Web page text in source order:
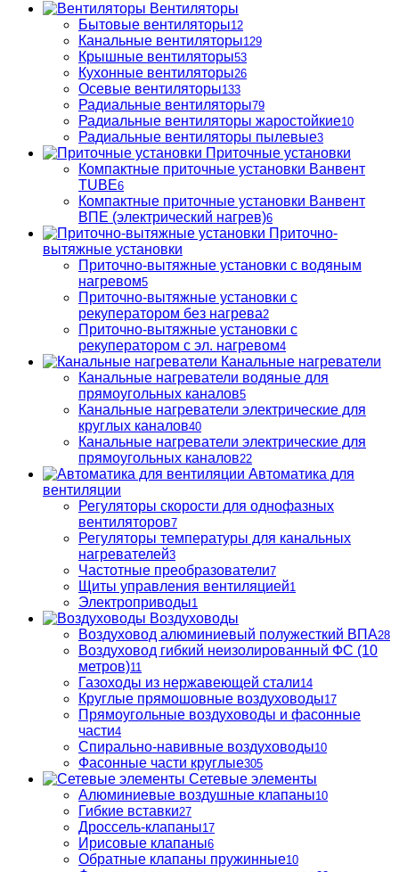
Вентиляторы
Бытовые вентиляторы12
Канальные вентиляторы129
Крышные вентиляторы53
Кухонные вентиляторы26
Осевые вентиляторы133
Радиальные вентиляторы79
Радиальные вентиляторы жаростойкие10
Радиальные вентиляторы пылевые3
Приточные установки
Компактные приточные установки Ванвент
TUBE6
Компактные приточные установки Ванвент
ВПЕ (электрический нагрев)6
Приточно-
вытяжные установки
Приточно-вытяжные установки с водяным
нагревом5
Приточно-вытяжные установки с
рекуператором без нагрева2
Приточно-вытяжные установки с
рекуператором с эл. нагревом4
Канальные нагреватели
Канальные нагреватели водяные для
прямоугольных каналов5
Канальные нагреватели электрические для
круглых каналов40
Канальные нагреватели электрические для
прямоугольных каналов22
Автоматика для
вентиляции
Регуляторы скорости для однофазных
вентиляторов7
Регуляторы температуры для канальных
нагревателей3
Частотные преобразователи7
Щиты управления вентиляцией1
Электроприводы1
Воздуховоды
Воздуховод алюминиевый полужесткий ВПА28
Воздуховод гибкий неизолированный ФС (10
метров)11
Газоходы из нержавеющей стали14
Круглые прямошовные воздуховоды17
Прямоугольные воздуховоды и фасонные
части4
Спирально-навивные воздуховоды10
Фасонные части круглые305
Сетевые элементы
Алюминиевые воздушные клапаны10
Гибкие вставки27
Дроссель-клапаны17
Ирисовые клапаны6
Обратные клапаны пружинные10